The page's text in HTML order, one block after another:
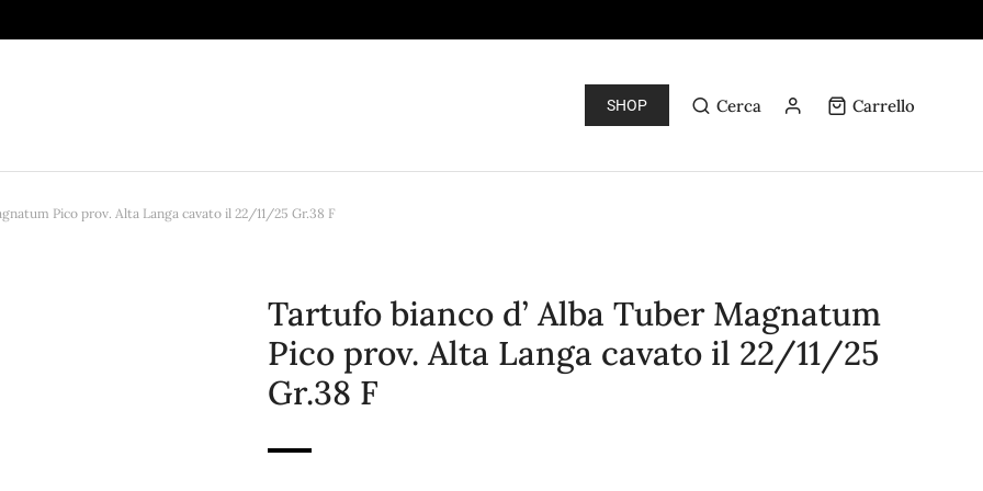
SHOP Cerca Carrello
Pico prov. Alta Langa cavato il 22/11/25 Gr.38 F
Tartufo bianco d’ Alba Tuber Magnatum
Pico prov. Alta Langa cavato il 22/11/25
Gr.38 F